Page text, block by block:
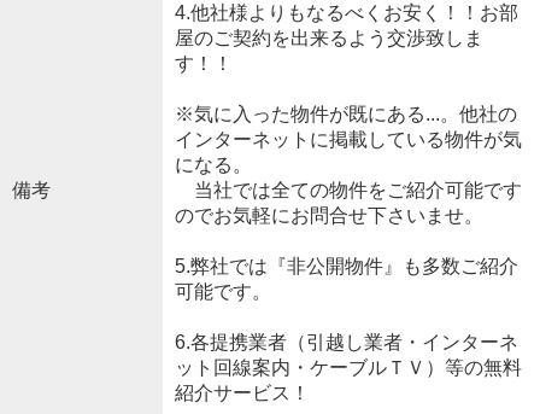
備考
4.他社様よりもなるべくお安く！！お部
屋のご契約を出来るよう交渉致しま
す！！
※気に入った物件が既にある...。他社の
インターネットに掲載している物件が気
になる。
当社では全ての物件をご紹介可能です
のでお気軽にお問合せ下さいませ。
5.弊社では『非公開物件』も多数ご紹介
可能です。
6.各提携業者（引越し業者・インターネ
ット回線案内・ケーブルＴＶ）等の無料
紹介サービス！